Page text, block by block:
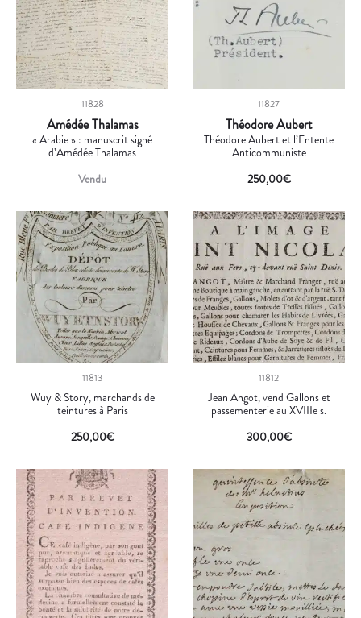
11828
Amédée Thalamas
« Arabie » : manuscrit signé
d’Amédée Thalamas
Vendu
11827
Théodore Aubert
Théodore Aubert et l’Entente
Anticommuniste
250,00€
11813
Wuy & Story, marchands de
teintures à Paris
250,00€
11812
Jean Angot, vend Gallons et
passementerie au XVIIIe s.
300,00€